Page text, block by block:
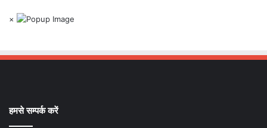
×
हमसे सम्पर्क करें